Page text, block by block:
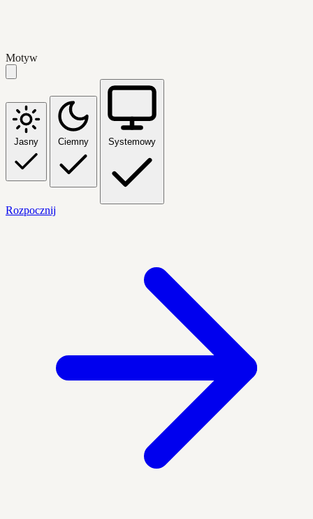
Motyw
Jasny Ciemny Systemowy
Rozpocznij